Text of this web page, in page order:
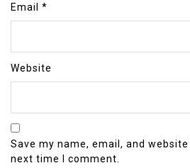
Email *
Website
Save my name, email, and
next time I comment.